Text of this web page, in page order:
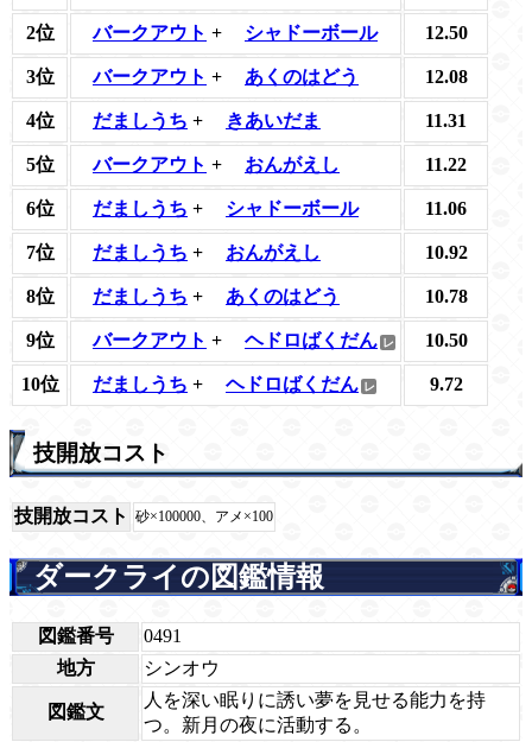
2位 バークアウト + シャドーボール 12.50
3位 バークアウト + あくのはどう 12.08
4位 だましうち + きあいだま 11.31
5位 バークアウト + おんがえし 11.22
6位 だましうち + シャドーボール 11.06
7位 だましうち + おんがえし 10.92
8位 だましうち + あくのはどう 10.78
9位 バークアウト + ヘドロばくだん 10.50
10位 だましうち + ヘドロばくだん 9.72
技開放コスト
技開放コスト 砂×100000、アメ×100
ダークライの図鑑情報
図鑑番号
0491
地方
シンオウ
図鑑文
人を深い眠りに誘い夢を見せる能力を持
つ。新月の夜に活動する。